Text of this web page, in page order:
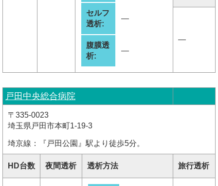
セルフ
透析:
―
腹膜透
析:
―
―
戸田中央総合病院
〒335-0023
埼玉県戸田市本町1-19-3
埼京線：『戸田公園』駅より徒歩5分。
HD台数 夜間透析 透析方法 旅行透析